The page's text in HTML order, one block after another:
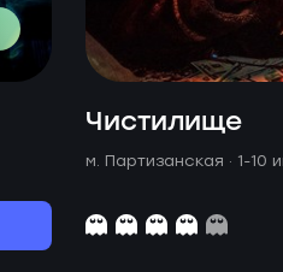
Чистилище
м. Партизанская · 1-10